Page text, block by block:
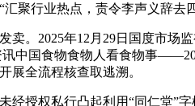
汇聚行业热点，责令李声义辞去
。2025年12月29日国度市场监
中国食物食物人看食物事
展全流程核查取逃溯。
授权私行凸起利用“同仁堂”字